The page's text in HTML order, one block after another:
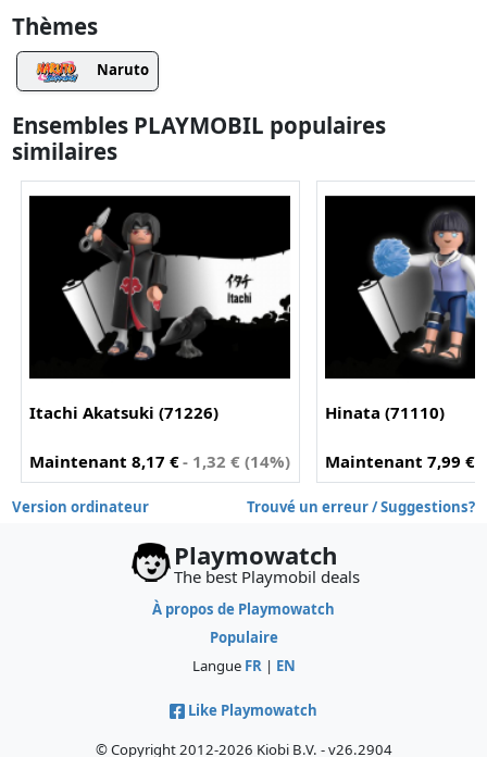
Thèmes
Naruto
Ensembles PLAYMOBIL populaires
similaires
Itachi Akatsuki (71226)
Maintenant 8,17 €- 1,32 € (14%)
Hinata (71110)
Maintenant 7,99 €
Version ordinateur Trouvé un erreur / Suggestions?
Playmowatch
The best Playmobil deals
À propos de Playmowatch
Populaire
Langue FR | EN
Like Playmowatch
© Copyright 2012-2026 Kiobi B.V. - v26.2904